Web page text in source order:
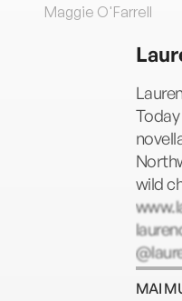
Maggie O'Farrell
wild
MAI